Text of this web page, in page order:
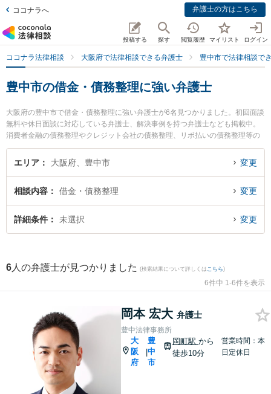
ココナラへ 弁護士の方はこちら
投稿する 探す 閲覧履歴 マイリスト ログイン
ココナラ法律相談 大阪府で法律相談できる弁護士 豊中市で法律相談で
豊中市の借金・債務整理に強い弁護士
大阪府の豊中市で借金・債務整理に強い弁護士が6名見つかりました。初回面談
無料や休日面談に対応している弁護士、解決事例を持つ弁護士なども掲載中。
消費者金融の債務整理やクレジット会社の債務整理、リボ払いの債務整理等の
細かな分野での絞り込み検索もでき便利です。特に豊中法律事務所の岡本 宏大
弁護士やなごみ法律事務所の森岡 満広弁護士、シンプル法律事務所の林 良介弁
したい』『借金・債務整理のトラブル解決の実績豊富な近くの弁護士を検索し
たい』『初回相談無料で借金・債務整理を法律相談できる豊中市内の弁護士に
相談予約したい』などでお困りの相談者さんにおすすめです。
エリア 大阪府、豊中市 変更
相談内容 借金・債務整理 変更
詳細条件 未選択 変更
6 人の弁護士が見つかりました (検索結果について詳しくは こちら)
6件中 1-6件を表示
岡本 宏大 弁護士
豊中法律事務所
大
阪
府
|
豊
中
市
岡町駅 から
徒歩10分
営業時間：本
日定休日